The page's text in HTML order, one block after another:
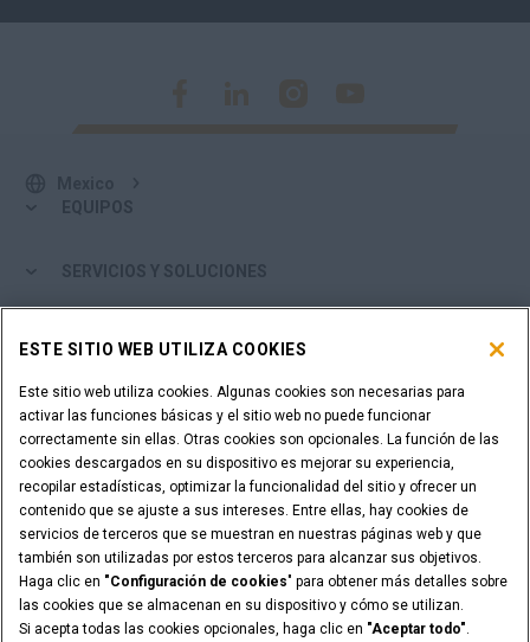
EQUIPOS
SERVICIOS Y SOLUCIONES
MÁS DE CASE
HERRAMIENTAS DE COMPRA
¿ES USTED DISTRIBUIDOR?
ACCESO DISTRIBUIDORES
ESTE SITIO WEB UTILIZA COOKIES
Este sitio web utiliza cookies. Algunas cookies son necesarias para
activar las funciones básicas y el sitio web no puede funcionar
correctamente sin ellas. Otras cookies son opcionales. La función de las
cookies descargados en su dispositivo es mejorar su experiencia,
recopilar estadísticas, optimizar la funcionalidad del sitio y ofrecer un
contenido que se ajuste a sus intereses. Entre ellas, hay cookies de
servicios de terceros que se muestran en nuestras páginas web y que
también son utilizadas por estos terceros para alcanzar sus objetivos.
Haga clic en "Configuración de cookies" para obtener más detalles sobre
las cookies que se almacenan en su dispositivo y cómo se utilizan.
Si acepta todas las cookies opcionales, haga clic en "Aceptar todo".